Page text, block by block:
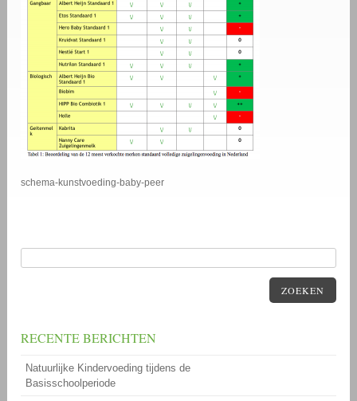
schema-kunstvoeding-baby-peer
ZOEKEN
RECENTE BERICHTEN
Natuurlijke Kindervoeding tijdens de
Basisschoolperiode